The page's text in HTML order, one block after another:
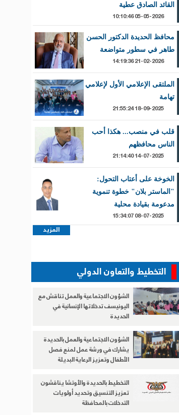
القائد الصادق عطية
05-05-2026 10:10:46
محافظ الحديدة الدكتور الحسن
طاهر في سطور متواضعة
21-02-2026 14:19:36
الملتقى الإعلامي الأول لإعلامي
تهامة
18-09-2025 21:55:24
قلب في منصب... هكذا أحب
الناس محافظهم
14-07-2025 21:14:40
الخوخة على أعتاب التحول:
"الماستر بلان" خطوة تنموية
مدعومة بقيادة محلية
08-07-2025 15:34:07
المزيد
التخطيط والتعاون الدولي
الشؤون الاجتماعية والعمل تناقش مع
اليونيسف تدخلاتها الإنسانية في
الحديدة
الشؤون الاجتماعية والعمل بالحديدة
يشارك في ورشة عمل لمنع فصل
الأطفال وتعزيز الرعاية البديلة
التخطيط بالحديدة والأوتشا يناقشون
تعزيز التنسيق وتحديد أولويات
التدخلات بالمحافظة